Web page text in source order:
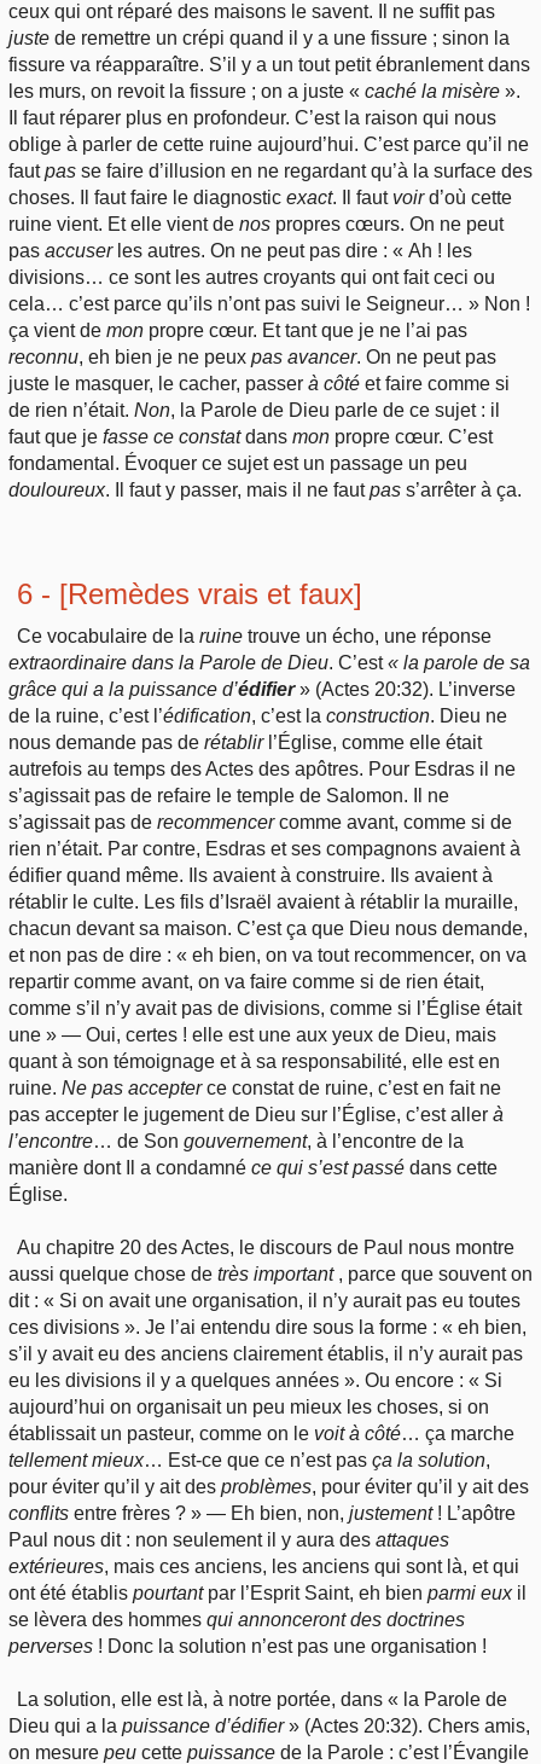
ceux qui ont réparé des maisons le savent. Il ne suffit pas
juste de remettre un crépi quand il y a une fissure ; sinon la
fissure va réapparaître. S’il y a un tout petit ébranlement dans
les murs, on revoit la fissure ; on a juste « caché la misère ».
Il faut réparer plus en profondeur. C’est la raison qui nous
oblige à parler de cette ruine aujourd’hui. C’est parce qu’il ne
fautpas se faire d’illusion en ne regardant qu’à la surface des
choses. Il faut faire le diagnostic exact. Il faut voird’où cette
ruine vient. Et elle vient de nos propres cœurs. On ne peut
pas accuserles autres. On ne peut pas dire : « Ah ! les
divisions… ce sont les autres croyants qui ont fait ceci ou
cela… c’est parce qu’ils n’ont pas suivi le Seigneur… » Non !
ça vient de mon propre cœur. Et tant que je ne l’ai pas
reconnu, eh bien je ne peux pas avancer. On ne peut pas
juste le masquer, le cacher, passer à côté et faire comme si
de rien n’était. Non, la Parole de Dieu parle de ce sujet : il
faut que je fasse ce constatdans mon propre cœur. C’est
fondamental. Évoquer ce sujet est un passage un peu
douloureux. Il faut y passer, mais il ne fautpas s’arrêter à ça.
6 - [Remèdes vrais et faux]
Ce vocabulaire de laruine trouve un écho, une réponse
extraordinaire dans la Parole de Dieu. C’est« la parole de sa
grâce qui a la puissance d’édifier » (Actes 20:32). L’inverse
de la ruine, c’est l’édification, c’est la construction. Dieu ne
nous demande pas de rétablirl’Église, comme elle était
autrefois au temps des Actes des apôtres. Pour Esdras il ne
s’agissait pas de refaire le temple de Salomon. Il ne
s’agissait pas de recommencercomme avant, comme si de
rien n’était. Par contre, Esdras et ses compagnons avaient à
édifier quand même. Ils avaient à construire. Ils avaient à
rétablir le culte. Les fils d’Israël avaient à rétablir la muraille,
chacun devant sa maison. C’est ça que Dieu nous demande,
et non pas de dire : « eh bien, on va tout recommencer, on va
repartir comme avant, on va faire comme si de rien était,
comme s’il n’y avait pas de divisions, comme si l’Église était
une » — Oui, certes ! elle est une aux yeux de Dieu, mais
quant à son témoignage et à sa responsabilité, elle est en
ruine. Ne pas accepterce constat de ruine, c’est en fait ne
pas accepter le jugement de Dieu sur l’Église, c’est aller à
l’encontre… de Son gouvernement, à l’encontre de la
manière dont Il a condamné ce qui s’est passé dans cette
Église.
Au chapitre 20 des Actes, le discours de Paul nous montre
aussi quelque chose de très important, parce que souvent on
dit : « Si on avait une organisation, il n’y aurait pas eu toutes
ces divisions ». Je l’ai entendu dire sous la forme : « eh bien,
s’il y avait eu des anciens clairement établis, il n’y aurait pas
eu les divisions il y a quelques années ». Ou encore : « Si
aujourd’hui on organisait un peu mieux les choses, si on
établissait un pasteur, comme on le voit à côté… ça marche
tellement mieux… Est-ce que ce n’est pas ça la solution,
pour éviter qu’il y ait des problèmes, pour éviter qu’il y ait des
conflits entre frères ? » — Eh bien, non, justement ! L’apôtre
Paul nous dit : non seulement il y aura des attaques
extérieures, mais ces anciens, les anciens qui sont là, et qui
ont été établis pourtantpar l’Esprit Saint, eh bien parmi eux il
se lèvera des hommes qui annonceront des doctrines
perverses ! Donc la solution n’est pas une organisation !
La solution, elle est là, à notre portée, dans « la Parole de
Dieu qui a la puissance d’édifier» (Actes 20:32). Chers amis,
on mesure peu cette puissance de la Parole : c’est l’Évangile